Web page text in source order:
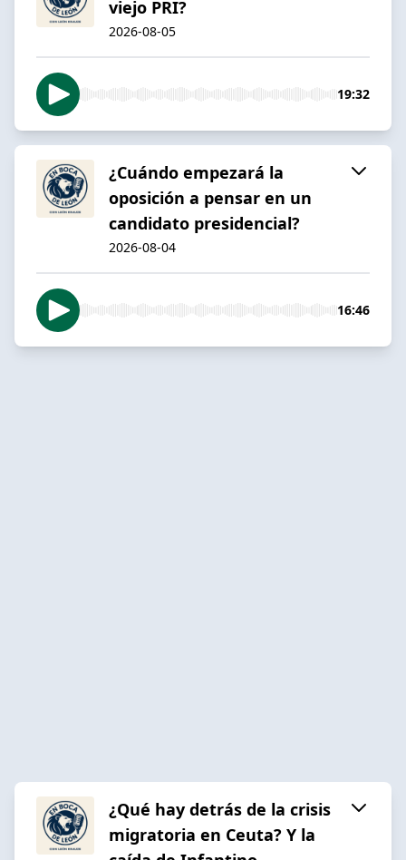
viejo PRI?
2026-08-05
19:32
¿Cuándo empezará la
oposición a pensar en un
candidato presidencial?
2026-08-04
16:46
¿Qué hay detrás de la crisis
migratoria en Ceuta? Y la